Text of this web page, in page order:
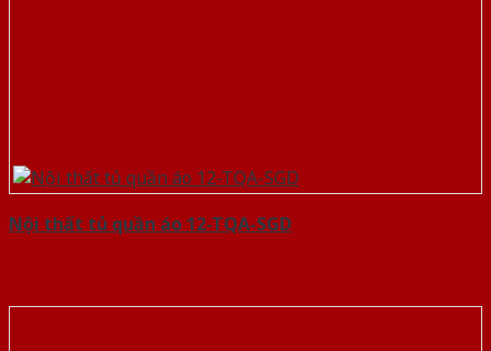
Nội thất tủ quần áo 12-TQA-SGD